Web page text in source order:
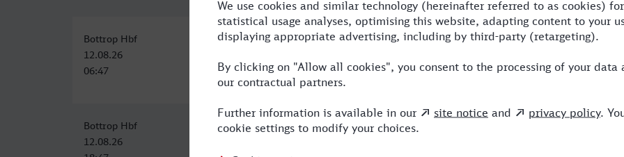
Bottrop Hbf
12.08.26
06:47
Siegen Hbf
09:51
3:04 2 RRB,RE,NX
Bottrop Hbf
12.08.26
Siegen Hbf
3:04 2